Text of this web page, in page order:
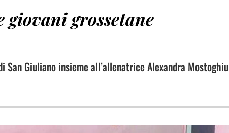
grossetane
Giuliano insieme all’allenatrice Alexandra Mostoghiu